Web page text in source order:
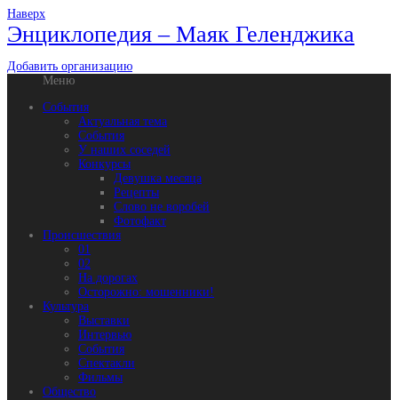
Наверх
Энциклопедия – Маяк Геленджика
Добавить организацию
Меню
События
Актуальная тема
События
У наших соседей
Конкурсы
Девушка месяца
Рецепты
Слово не воробей
Фотофакт
Происшествия
01
02
На дорогах
Осторожно: мошенники!
Культура
Выставки
Интервью
События
Спектакли
Фильмы
Общество